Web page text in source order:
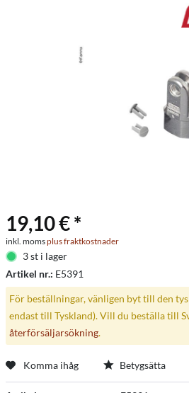
19,10 € *
inkl. momsplus fraktkostnader
3 st i lager
Artikel nr.: E5391
För beställningar, vänligen byt till den
endast till Tyskland). Vill du beställa till
återförsäljarsökning.
Komma ihåg Betygsätta